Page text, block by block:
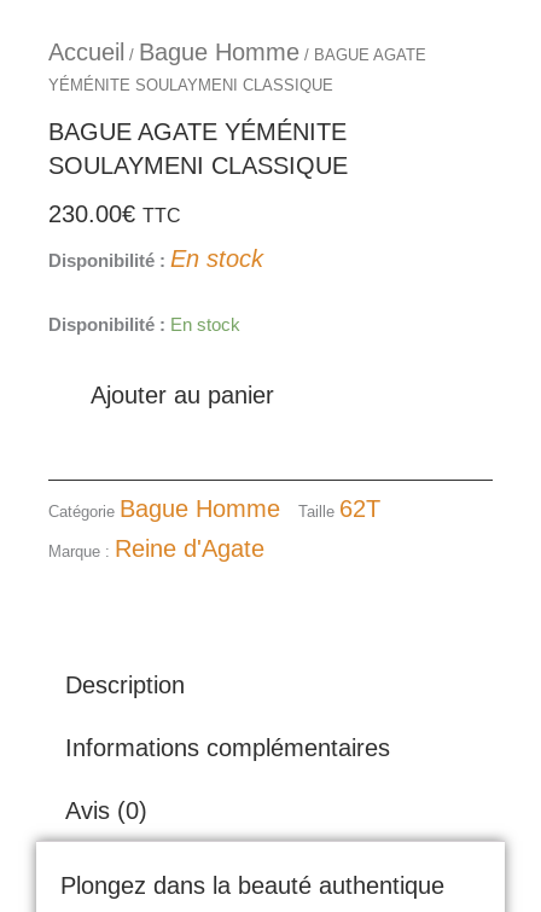
Accueil / Bague Homme / BAGUE AGATE
YÉMÉNITE SOULAYMENI CLASSIQUE
BAGUE AGATE YÉMÉNITE
SOULAYMENI CLASSIQUE
230.00€ TTC
Disponibilité : En stock
Disponibilité : En stock
quantité
AGATEAjouter au panier
Catégorie Bague Homme Taille 62T
Marque : Reine d'Agate
Description
Informations complémentaires
Avis (0)
Plongez dans la beauté authentique